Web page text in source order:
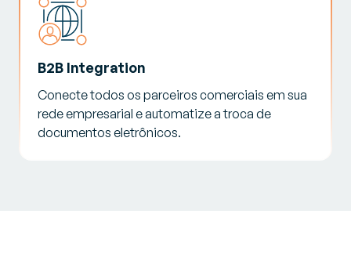
B2B Integration
Conecte todos os parceiros comerciais em sua
rede empresarial e automatize a troca de
documentos eletrônicos.